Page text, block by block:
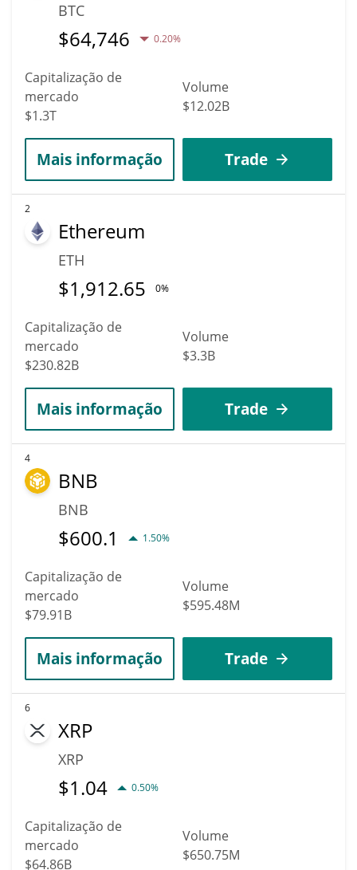
BTC
$64,746 0.20%
Capitalização de
mercado
$1.3T
Volume
$12.02B
Mais informação Trade
2
Ethereum
ETH
$1,912.65 0%
Capitalização de
mercado
$230.82B
Volume
$3.3B
Mais informação Trade
4
BNB
BNB
$600.1 1.50%
Capitalização de
mercado
$79.91B
Volume
$595.48M
Mais informação Trade
6
XRP
XRP
$1.04 0.50%
Capitalização de
mercado
$64.86B
Volume
$650.75M